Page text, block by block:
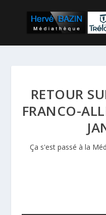
RETOUR
FRANCO-
Ça s'est passé à la